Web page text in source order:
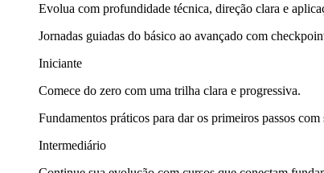
Evolua com profundidade técnica, direção clara e
Jornadas guiadas do básico ao avançado com
Iniciante
Comece do zero com uma trilha clara e progressiva.
Fundamentos práticos para dar os primeiros passos
Intermediário